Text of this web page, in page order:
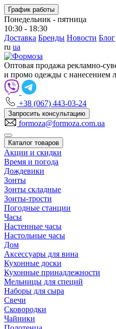
График работы
Понедельник - пятница
10:30 - 18:30
Доставка Бренды Новости Блог
ru ua
Оптовая продажа рекламно-
и промо одежды с нанесением
+38 (067) 443-03-24
Запросить консультацию
formoza@formoza.com.ua
Каталог товаров
Акции и скидки
Время и погода
Дождевики
Зонты
Зонты складные
Зонты-трости
Погодные станции
Часы
Настенные часы
Настольные часы
Дом
Аксессуары для вина
Кухонные доски
Кухонные принадлежности
Мельницы для специй
Наборы для сыра
Свечи
Сковородки
Чайники